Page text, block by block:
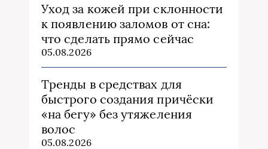
Уход за кожей при склонности
к появлению заломов от сна:
что сделать прямо сейчас
05.08.2026
Тренды в средствах для
быстрого создания причёски
«на бегу» без утяжеления
волос
05.08.2026